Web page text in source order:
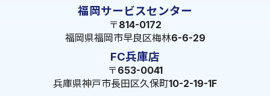
福岡サービスセンター
〒814-0172
福岡県福岡市早良区梅林6-6-29
FC兵庫店
〒653-0041
兵庫県神戸市長田区久保町10-2-19-1F